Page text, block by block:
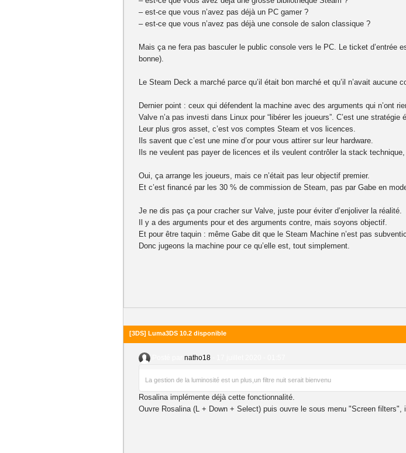
– est-ce que vous n’avez pas déjà un PC gamer ?
– est-ce que vous n’avez pas déjà une console de salon classique ?
Mais ça ne fera pas basculer le public console vers le PC. Le ticket d’entrée
bonne).
Le Steam Deck a marché parce qu’il était bon marché et qu’il n’avait
Dernier point : ceux qui défendent la machine avec des arguments qui n’ont
Valve n’a pas investi dans Linux pour “libérer les joueurs”. C’est une stratégie
Leur plus gros asset, c’est vos comptes Steam et vos licences.
Ils savent que c’est une mine d’or pour vous attirer sur leur hardware.
Ils ne veulent pas payer de licences et ils veulent contrôler la stack
Oui, ça arrange les joueurs, mais ce n’était pas leur objectif premier.
Et c’est financé par les 30 % de commission de Steam, pas par Gabe en
Je ne dis pas ça pour cracher sur Valve, juste pour éviter d’enjoliver la réalité.
Il y a des arguments pour et des arguments contre, mais soyons objectif.
Et pour être taquin : même Gabe dit que le Steam Machine n’est pas
Donc jugeons la machine pour ce qu’elle est, tout simplement.
[3DS] Luma3DS 10.2 disponible
natho18
La gestion de la luminosité est un plus,un filtre nuit serait bienvenu
Rosalina implémente déjà cette fonctionnalité.
Ouvre Rosalina (L + Down + Select) puis ouvre le sous menu "Screen